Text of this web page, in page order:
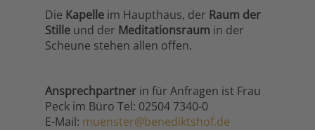
Die Kapelle im Haupthaus, der Raum der
Stille und der Meditationsraum in der
Scheune stehen allen offen.
Ansprechpartner in für Anfragen ist Frau
Peck im Büro Tel: 02504 7340-0
E-Mail: muenster@benediktshof.de